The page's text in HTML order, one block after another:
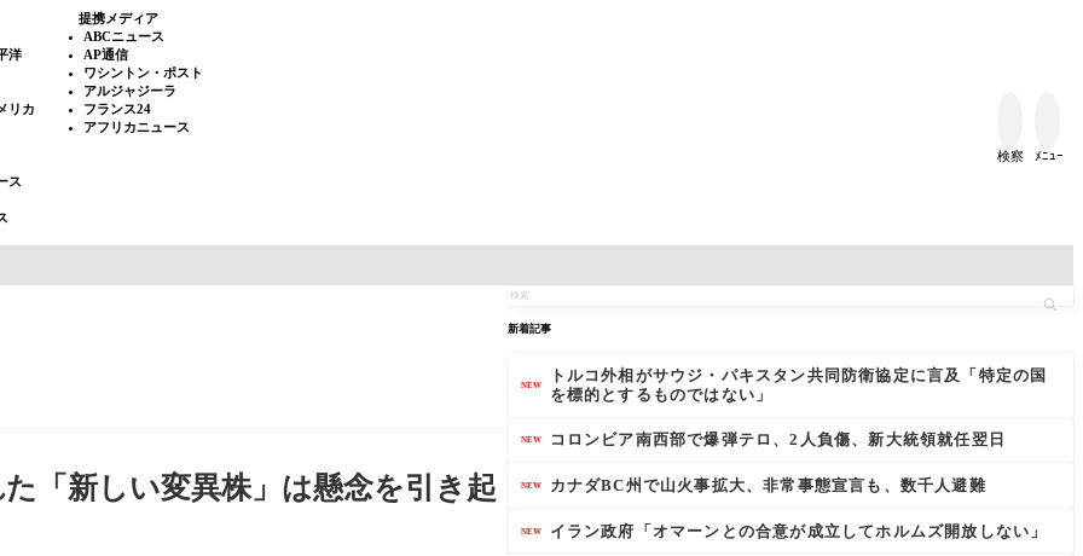
洋
リカ
ス
提携メディア
ABCニュース
AP通信
ワシントン・ポスト
アルジャジーラ
フランス24
アフリカニュース
検察 ﾒﾆｭｰ
「新しい変異株」は懸念を引き起
新着記事
NEW
トルコ外相がサウジ・パキスタン共同防衛協定に言及「特定の国
を標的とするものではない」
NEW コロンビア南西部で爆弾テロ、2人負傷、新大統領就任翌日
NEW カナダBC州で山火事拡大、非常事態宣言も、数千人避難
NEW イラン政府「オマーンとの合意が成立してホルムズ開放しない」